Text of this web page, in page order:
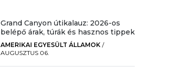
Grand Canyon útikalauz: 2026-os
belépő árak, túrák és hasznos tippek
AMERIKAI EGYESÜLT ÁLLAMOK /
AUGUSZTUS 06.